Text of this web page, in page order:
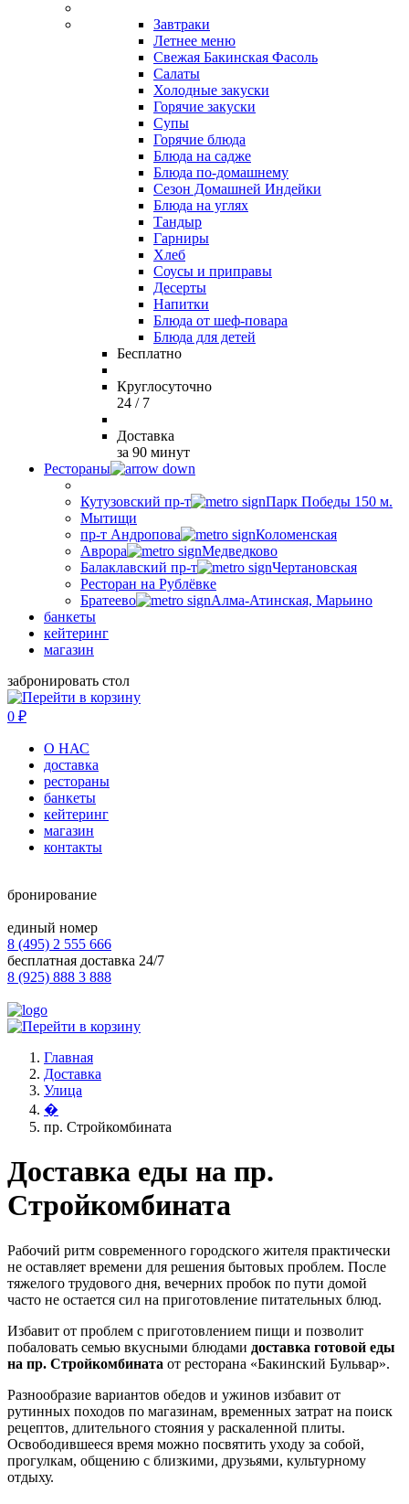
Завтраки
Летнее меню
Свежая Бакинская Фасоль
Салаты
Холодные закуски
Горячие закуски
Супы
Горячие блюда
Блюда на садже
Блюда по-домашнему
Сезон Домашней Индейки
Блюда на углях
Тандыр
Гарниры
Хлеб
Соусы и приправы
Десерты
Напитки
Блюда от шеф-повара
Блюда для детей
Бесплатно
Круглосуточно
24 / 7
Доставка
за 90 минут
Рестораны
Кутузовский пр-т
Парк Победы 150 м.
Мытищи
пр-т Андропова
Коломенская
Аврора
Медведково
Балаклавский пр-т
Чертановская
Ресторан на Рублёвке
Братеево
Алма-Атинская, Марьино
банкеты
кейтеринг
магазин
забронировать стол
0 ₽
О НАС
доставка
рестораны
банкеты
кейтеринг
магазин
контакты
бронирование
единый номер
8 (495) 2 555 666
бесплатная доставка 24/7
8 (925) 888 3 888
Главная
Доставка
Улица
�
пр. Стройкомбината
Доставка еды на пр.
Стройкомбината
Рабочий ритм современного городского жителя практически
не оставляет времени для решения бытовых проблем. После
тяжелого трудового дня, вечерних пробок по пути домой
часто не остается сил на приготовление питательных блюд.
Избавит от проблем с приготовлением пищи и позволит
побаловать семью вкусными блюдами доставка готовой еды
на пр. Стройкомбината от ресторана «Бакинский Бульвар».
Разнообразие вариантов обедов и ужинов избавит от
рутинных походов по магазинам, временных затрат на поиск
рецептов, длительного стояния у раскаленной плиты.
Освободившееся время можно посвятить уходу за собой,
прогулкам, общению с близкими, друзьями, культурному
отдыху.